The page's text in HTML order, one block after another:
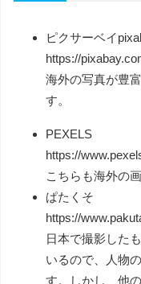
ピクサーベイ
https://
海外の写真が豊
す。
PEXELS
https://
こちらも海外の
ぱたくそ
https://
日本で撮影した
いるので、人物
す。しかし、他